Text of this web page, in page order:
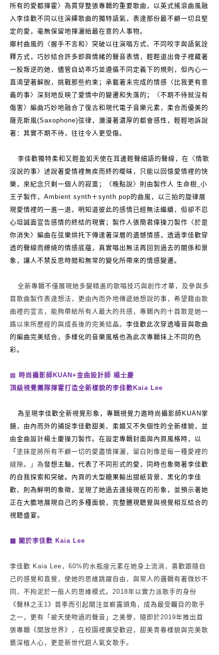
所有的愛都揮霍〉為貫穿整張專輯的重要歌曲，以英式搖滾曲風融
入李佳歡不同以往演繹歌曲的獨特語氣，表達那份最不顧一切且堅
定的愛，毫無保留地揮灑給最在意的人事物。
鄉村曲風的〈握手不言和 〉 突破以往演唱方式、不同咬字與語氣詮
釋方式，巧妙結合許多即興情緒的聲音表情，輕輕道出骨子裡藏著
一股叛逆的她，儘管自幼乖巧並遵循不同定義下的規則，但內心一
直渴望著解脫，挑戰那些約束；承載著未完成的情感 〈比我更有意
義的事〉 深刻地反映了愛情中的變遷和失落的 ；〈不期不待就沒有
傷害〉 編曲巧妙地融合了復古和現代電子音樂元素，柔合而優美的
薩克斯風(Saxophone)弦律，瀰漫著濃厚的都會感性，輕輕地訴說
著：其實不期不待，往往令人更受傷。
李佳歡獨特柔和又輕盈如天使在耳邊輕聲細語的聲線，在〈情歌
沒說的事〉述說著愛情裡無疾而終的曖昧，只能以回憶愛情裡的快
樂，來紀念只剩一個人的寂寞；
〈晚點說〉則由製作人 生命樹 小
王子製作， Ambient synth＋synth pop的曲風，以三拍的旋律展
現愛情裡的一進一退，明知道彼此的感情已經無法繼續，但卻不忍
心坦誠面宣告感情的終結的現實；製作人張簡君偉操刀製作 〈於是
你消失〉編曲在弦樂烘托下傳達著深層的遺憾情感，透過李佳歡穿
透的聲線而繚繞的情感底蘊，真實唱出無法再回到過去的關係和景
象，讓人不禁反思時間和無常的變化所帶來的情感變遷。
全新專輯不僅展現她多變精進的歌唱技巧與創作才華，及參與多
首歌曲製作表達想法，更由內而外地傳遞她想說的事，希望藉由歌
曲裡的宣言，能夠帶給所有人最大的共感，專輯內的十首歌是她一
路以來所歷經的與成長後的完美結晶。 李佳歡此次穿透嗓音與歌曲
的編曲完美結合，多樣化的音樂風格也為此次專輯抹上不同的色
彩。
▩ 時尚攝影師 KUAN+金曲設計師 楊士慶
頂級視覺團隊揮霍打造全新樣貌的李佳歡 Kaia Lee
為呈現李佳歡全新視覺形象，專輯視覺力邀時尚攝影師 KUAN掌
鏡，由內而外的捕捉李佳歡甜美、柔媚又不失個性的全新樣貌，並
由金曲設計楊士慶操刀製作。在設定專輯封面與內頁風格時，以
「 塗抹是將所有不顧一切的愛盡情揮灑，留白則像是每一種愛裡的
縫隙。」為發想主軸，代表了不同形式的愛，同時也象徵著李佳歡
的自我探索和突破。內頁的大型糖果輸出摺紙背景、黑化的李佳
歡、則為鮮明的象徵，呈現了她過去連接現在的形象，並預示著她
正在大膽地展現自己的多種面貌，完整體現聽覺與視覺相互結合的
視聽盛宴。
▩ 關於李佳歡 Kaia Lee
李佳歡 Kaia Lee ， 60% 的水瓶座元素在她身上流淌，喜歡跟隨自
己的感覺和直覺，使她的思維跳躍自由，與常人的邏輯有著微妙不
同，不拘泥於一般人的思維模式。 2018年以實力派歌手的身份
《聲林之王 1》首季而引起關注並嶄露頭角，成為最受矚目的歌手
之一，更有「被天使吻過的聲音」之美譽，隨即於2019年推出首
張專輯《開放世界》，在校園裡廣受歡迎，甜美青春樣貌與完美歌
藝深植人心，更是新世代超人氣女歌手。